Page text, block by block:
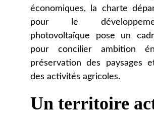
économiques, la charte
pour le
photovoltaïque pose un
pour concilier ambition
préservation des paysages
des activités agricoles.
Un territoire